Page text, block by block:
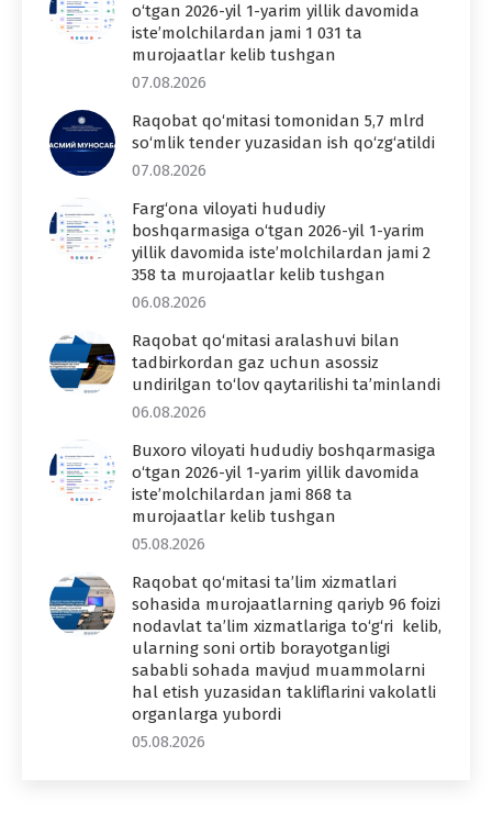
o‘tgan 2026-yil 1-yarim yillik davomida
iste’molchilardan jami 1 031 ta
murojaatlar kelib tushgan
07.08.2026
Raqobat qo‘mitasi tomonidan 5,7 mlrd
so‘mlik tender yuzasidan ish qo‘zg‘atildi
07.08.2026
Farg‘ona viloyati hududiy
boshqarmasiga o‘tgan 2026-yil 1-yarim
yillik davomida iste’molchilardan jami 2
358 ta murojaatlar kelib tushgan
06.08.2026
Raqobat qo‘mitasi aralashuvi bilan
tadbirkordan gaz uchun asossiz
undirilgan to‘lov qaytarilishi ta’minlandi
06.08.2026
Buxoro viloyati hududiy boshqarmasiga
o‘tgan 2026-yil 1-yarim yillik davomida
iste’molchilardan jami 868 ta
murojaatlar kelib tushgan
05.08.2026
Raqobat qo‘mitasi ta’lim xizmatlari
sohasida murojaatlarning qariyb 96 foizi
nodavlat ta’lim xizmatlariga to‘g‘ri kelib,
ularning soni ortib borayotganligi
sababli sohada mavjud muammolarni
hal etish yuzasidan takliflarini vakolatli
organlarga yubordi
05.08.2026